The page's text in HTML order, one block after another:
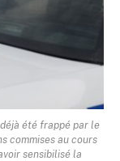
été frappé par le
commises au cours
sensibilisé la